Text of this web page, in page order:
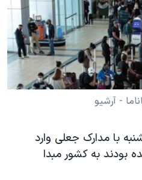
- آرشیو
با مدارک جعلی وارد
بودند به کشور مبدا